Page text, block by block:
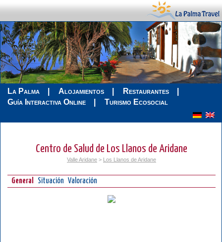
La Palma Alojamientos
Restaurantes
Guía Interactiva Online
Turismo Ecosocial
Centro de Salud de Los Llanos de Aridane
Valle Aridane > Los Llanos de Aridane
General Situación Valoración